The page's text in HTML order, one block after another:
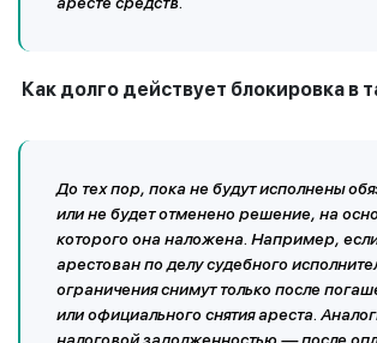
Как долго действует блокировка в
До тех пор, пока не будут исполнены
или не будет отменено решение, на
которого она наложена. Например,
арестован по делу судебного
ограничения снимут только после
или официального снятия ареста.